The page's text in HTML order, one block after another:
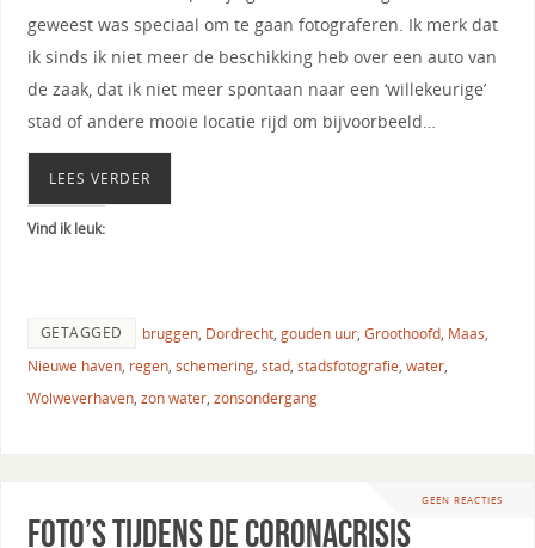
geweest was speciaal om te gaan fotograferen. Ik merk dat
ik sinds ik niet meer de beschikking heb over een auto van
de zaak, dat ik niet meer spontaan naar een ‘willekeurige’
stad of andere mooie locatie rijd om bijvoorbeeld…
LEES VERDER
Vind ik leuk:
GETAGGED bruggen, Dordrecht, gouden uur, Groothoofd, Maas,
Nieuwe haven, regen, schemering, stad, stadsfotografie, water,
Wolweverhaven, zon water, zonsondergang
GEEN REACTIES
Foto’s tijdens de Coronacrisis